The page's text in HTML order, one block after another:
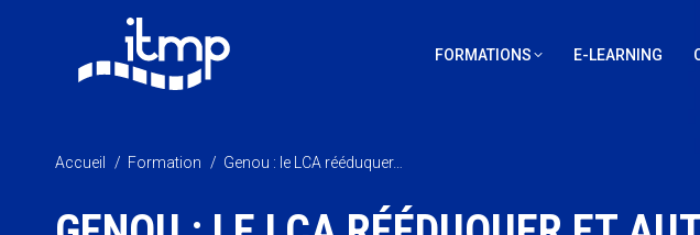
FORMATIONS E-LEARNING
Vous êtes ici :
Accueil Formation Genou : le LCA rééduquer…